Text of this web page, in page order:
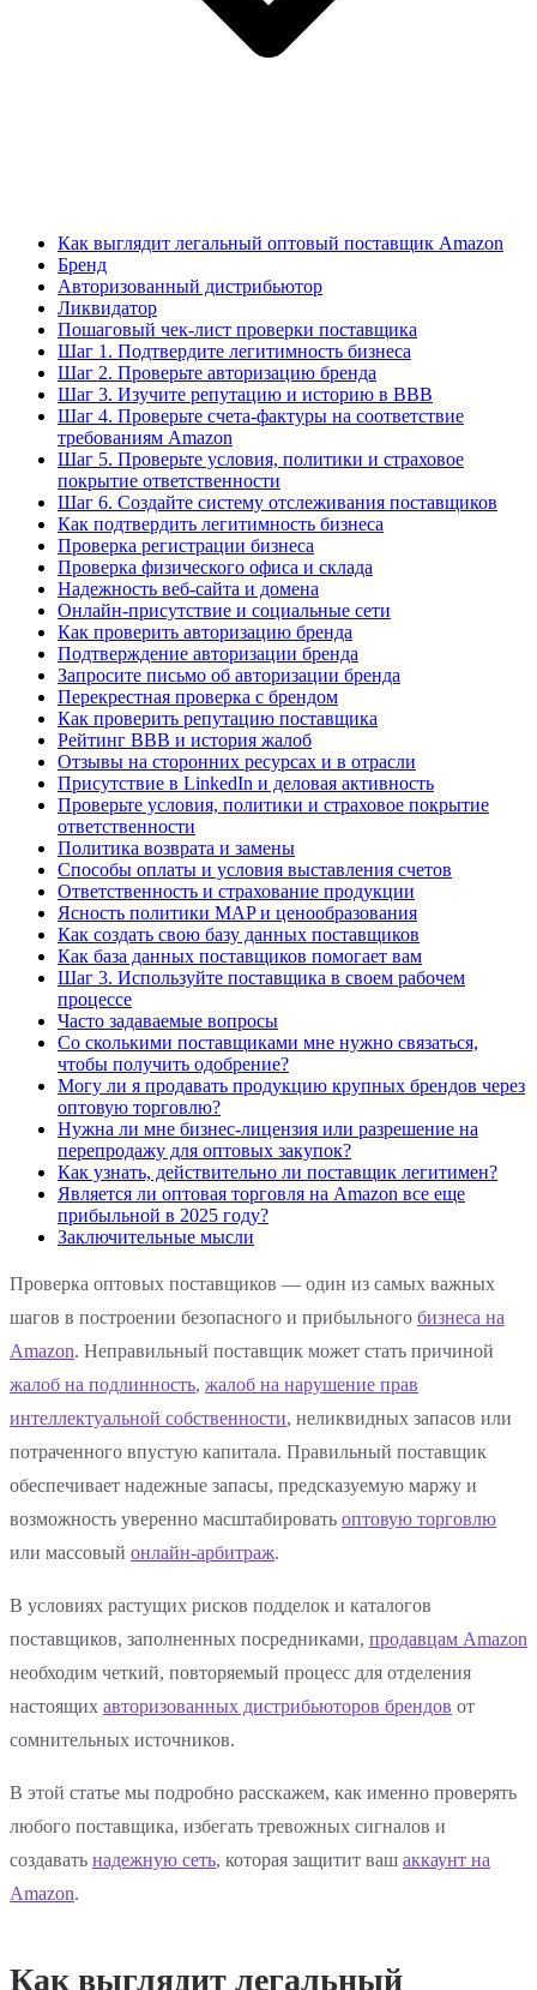
Как выглядит легальный оптовый поставщик Amazon
Бренд
Авторизованный дистрибьютор
Ликвидатор
Пошаговый чек-лист проверки поставщика
Шаг 1. Подтвердите легитимность бизнеса
Шаг 2. Проверьте авторизацию бренда
Шаг 3. Изучите репутацию и историю в BBB
Шаг 4. Проверьте счета-фактуры на соответствие
требованиям Amazon
Шаг 5. Проверьте условия, политики и страховое
покрытие ответственности
Шаг 6. Создайте систему отслеживания поставщиков
Как подтвердить легитимность бизнеса
Проверка регистрации бизнеса
Проверка физического офиса и склада
Надежность веб-сайта и домена
Онлайн-присутствие и социальные сети
Как проверить авторизацию бренда
Подтверждение авторизации бренда
Запросите письмо об авторизации бренда
Перекрестная проверка с брендом
Как проверить репутацию поставщика
Рейтинг BBB и история жалоб
Отзывы на сторонних ресурсах и в отрасли
Присутствие в LinkedIn и деловая активность
Проверьте условия, политики и страховое покрытие
ответственности
Политика возврата и замены
Способы оплаты и условия выставления счетов
Ответственность и страхование продукции
Ясность политики MAP и ценообразования
Как создать свою базу данных поставщиков
Как база данных поставщиков помогает вам
Шаг 3. Используйте поставщика в своем рабочем
процессе
Часто задаваемые вопросы
Со сколькими поставщиками мне нужно связаться,
чтобы получить одобрение?
Могу ли я продавать продукцию крупных брендов через
оптовую торговлю?
Нужна ли мне бизнес-лицензия или разрешение на
перепродажу для оптовых закупок?
Как узнать, действительно ли поставщик легитимен?
Является ли оптовая торговля на Amazon все еще
прибыльной в 2025 году?
Заключительные мысли
Проверка оптовых поставщиков — один из самых важных
шагов в построении безопасного и прибыльного бизнеса на
Amazon. Неправильный поставщик может стать причиной
жалоб на подлинность, жалоб на нарушение прав
интеллектуальной собственности, неликвидных запасов или
потраченного впустую капитала. Правильный поставщик
обеспечивает надежные запасы, предсказуемую маржу и
возможность уверенно масштабировать оптовую торговлю
или массовый онлайн-арбитраж.
В условиях растущих рисков подделок и каталогов
поставщиков, заполненных посредниками, продавцам Amazon
необходим четкий, повторяемый процесс для отделения
настоящих авторизованных дистрибьюторов брендов от
сомнительных источников.
В этой статье мы подробно расскажем, как именно проверять
любого поставщика, избегать тревожных сигналов и
создавать надежную сеть, которая защитит ваш аккаунт на
Amazon.
Как выглядит легальный